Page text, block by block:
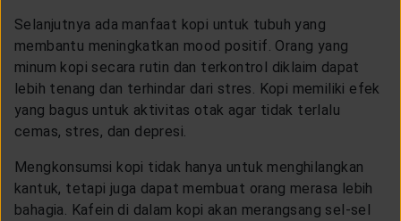
Selanjutnya ada manfaat kopi untuk tubuh yang
membantu meningkatkan mood positif. Orang yang
minum kopi secara rutin dan terkontrol diklaim dapat
lebih tenang dan terhindar dari stres. Kopi memiliki efek
yang bagus untuk aktivitas otak agar tidak terlalu
cemas, stres, dan depresi.
Mengkonsumsi kopi tidak hanya untuk menghilangkan
kantuk, tetapi juga dapat membuat orang merasa lebih
bahagia. Kafein di dalam kopi akan merangsang sel-sel